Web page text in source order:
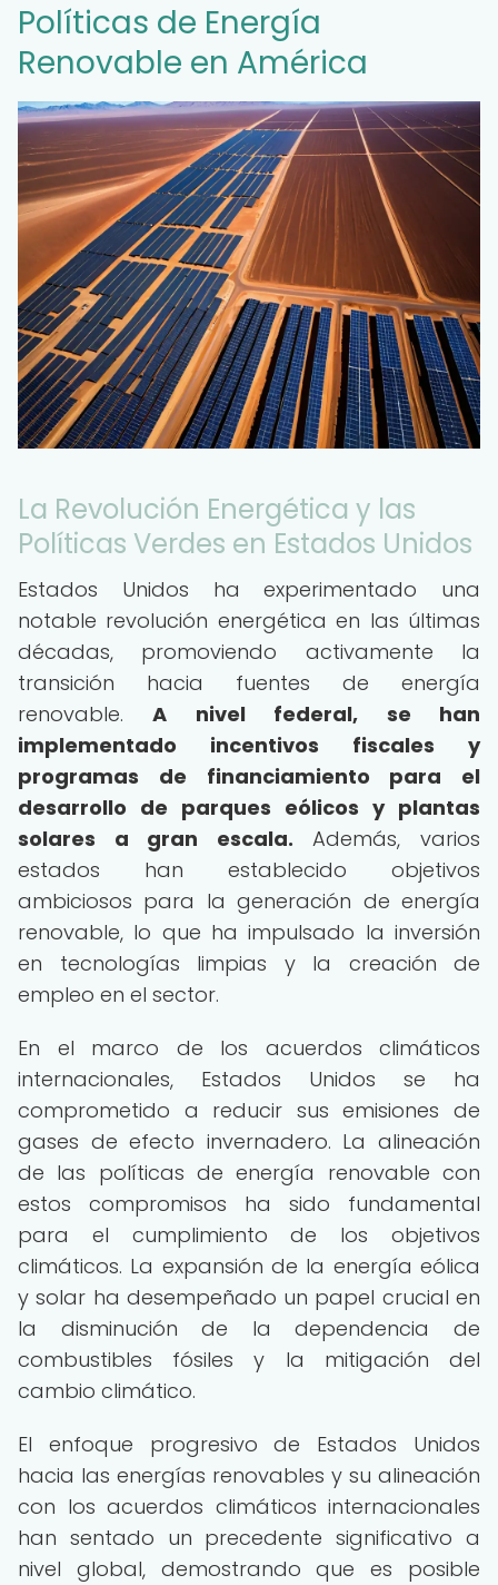
Políticas de Energía
Renovable en América
La Revolución Energética y las
Políticas Verdes en Estados Unidos
Estados Unidos ha experimentado una
notable revolución energética en las últimas
décadas, promoviendo activamente la
transición hacia fuentes de energía
renovable.A nivel federal, se han
implementado incentivos fiscales y
programas de financiamiento para el
desarrollo de parques eólicos y plantas
solares a gran escala. Además, varios
estados han establecido objetivos
ambiciosos para la generación de energía
renovable, lo que ha impulsado la inversión
en tecnologías limpias y la creación de
empleo en el sector.
En el marco de los acuerdos climáticos
internacionales, Estados Unidos se ha
comprometido a reducir sus emisiones de
gases de efecto invernadero. La alineación
de las políticas de energía renovable con
estos compromisos ha sido fundamental
para el cumplimiento de los objetivos
climáticos. La expansión de la energía eólica
y solar ha desempeñado un papel crucial en
la disminución de la dependencia de
combustibles fósiles y la mitigación del
cambio climático.
El enfoque progresivo de Estados Unidos
hacia las energías renovables y su alineación
con los acuerdos climáticos internacionales
han sentado un precedente significativo a
nivel global, demostrando que es posible